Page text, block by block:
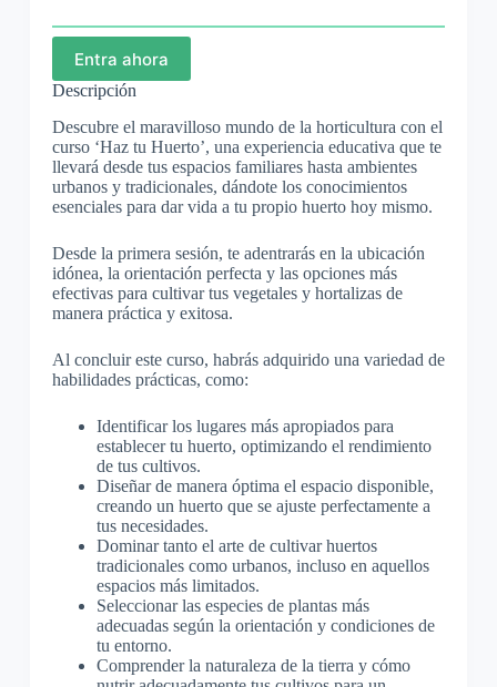
Entra ahora
Descripción
Descubre el maravilloso mundo de la horticultura con el
curso ‘Haz tu Huerto’, una experiencia educativa que te
llevará desde tus espacios familiares hasta ambientes
urbanos y tradicionales, dándote los conocimientos
esenciales para dar vida a tu propio huerto hoy mismo.
Desde la primera sesión, te adentrarás en la ubicación
idónea, la orientación perfecta y las opciones más
efectivas para cultivar tus vegetales y hortalizas de
manera práctica y exitosa.
Al concluir este curso, habrás adquirido una variedad de
habilidades prácticas, como:
Identificar los lugares más apropiados para
establecer tu huerto, optimizando el rendimiento
de tus cultivos.
Diseñar de manera óptima el espacio disponible,
creando un huerto que se ajuste perfectamente a
tus necesidades.
Dominar tanto el arte de cultivar huertos
tradicionales como urbanos, incluso en aquellos
espacios más limitados.
Seleccionar las especies de plantas más
adecuadas según la orientación y condiciones de
tu entorno.
Comprender la naturaleza de la tierra y cómo